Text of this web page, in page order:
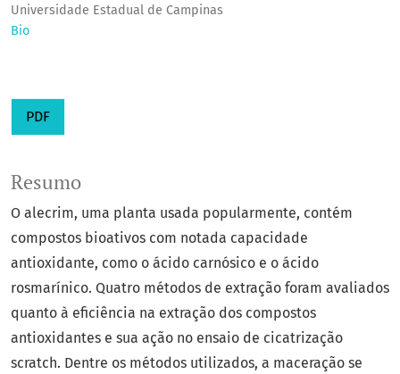
Universidade Estadual de Campinas
Bio
PDF
Resumo
O alecrim, uma planta usada popularmente, contém
compostos bioativos com notada capacidade
antioxidante, como o ácido carnósico e o ácido
rosmarínico. Quatro métodos de extração foram avaliados
quanto à eficiência na extração dos compostos
antioxidantes e sua ação no ensaio de cicatrização
scratch. Dentre os métodos utilizados, a maceração se